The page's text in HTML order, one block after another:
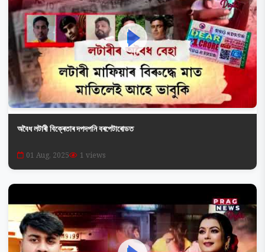
অবৈধ লটাৰী বিক্ৰেতাৰ দপদপনি বৰপেটাৰোডত
01 Aug, 2025 1 views